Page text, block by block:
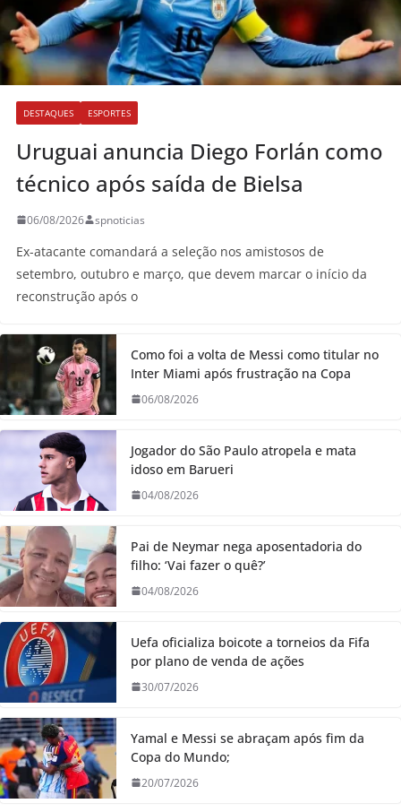
DESTAQUES ESPORTES
Uruguai anuncia Diego Forlán como
técnico após saída de Bielsa
06/08/2026 spnoticias
Ex-atacante comandará a seleção nos amistosos de
setembro, outubro e março, que devem marcar o início da
reconstrução após o
Como foi a volta de Messi como titular no
Inter Miami após frustração na Copa
06/08/2026
Jogador do São Paulo atropela e mata
idoso em Barueri
04/08/2026
Pai de Neymar nega aposentadoria do
filho: ‘Vai fazer o quê?’
04/08/2026
Uefa oficializa boicote a torneios da Fifa
por plano de venda de ações
30/07/2026
Yamal e Messi se abraçam após fim da
Copa do Mundo;
20/07/2026